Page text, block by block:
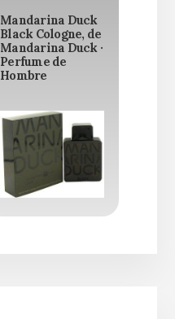
Mandarina Duck
Black Cologne, de
Mandarina Duck ·
Perfume de
Hombre